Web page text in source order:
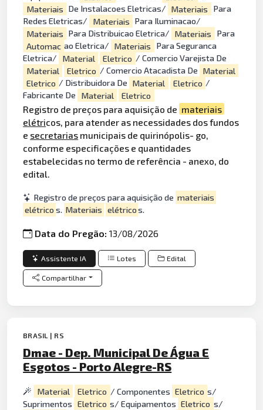
Materiais De Instalacoes Eletricas/ Materiais
Para
Redes Eletricas/
Materiais Para Iluminacao/
Materiais Para Distribuicao Eletrica/ Materiais
Para
Automac ao Eletrica/ Materiais
Para Seguranca
Eletrica/
Material Eletrico / Comercio Varejista De
Material
Eletrico / Comercio Atacadista De Material
Eletrico / Distribuidora De Material Eletrico /
Fabricante De
Material Eletrico
Registro de preços para aquisição de materiais
elétricos, para atender as necessidades dos fundos
e secretarias municipais de quirinópolis- go,
conforme especificações e quantidades
estabelecidas no termo de referência - anexo, do
edital.
Registro de preços para aquisição de materiais
elétrico s. Materiais elétricos.
Data do Pregão:13/08/2026
Assistente IA Lotes Edital
Compartilhar
BRASIL | RS
Dmae - Dep. Municipal De Água E
Esgotos - Porto Alegre-RS
Material Eletrico / Componentes Eletrico s/
Suprimentos Eletrico s/ Equipamentos Eletrico s/